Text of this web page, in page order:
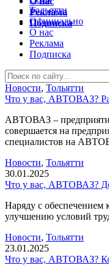
Тольятти
Официально
О нас
Реклама
Подписка
Новости, Тольятти
Что у вас, АВТОВАЗ?
АВТОВАЗ – предприятие
совершается на
специалистов на
Новости, Тольятти
30.01.2025
Что у вас, АВТОВАЗ?
Наряду с обеспечением
улучшению условий
Новости, Тольятти
23.01.2025
Что у вас, АВТОВАЗ?
Реклама
Подписка